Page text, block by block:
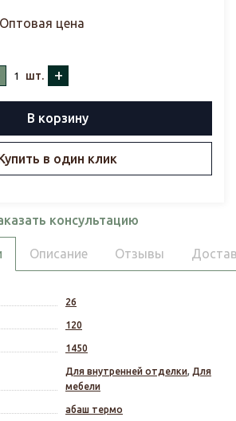
Оптовая цена
шт. +
В корзину
в один клик
консультацию
Описание Отзывы
26
120
1450
Для внутренней отделки, Для
мебели
абаш термо